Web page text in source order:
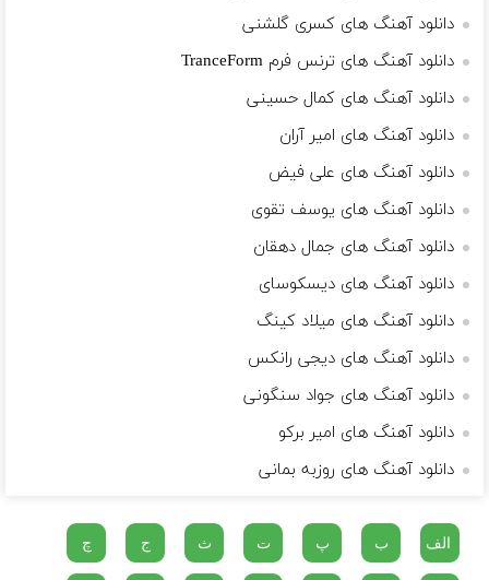
دانلود آهنگ های کسری گلشنی
دانلود آهنگ های ترنس فرم TranceForm
دانلود آهنگ های کمال حسینی
دانلود آهنگ های امیر آران
دانلود آهنگ های علی فیض
دانلود آهنگ های یوسف تقوی
دانلود آهنگ های جمال دهقان
دانلود آهنگ های دیسکوسای
دانلود آهنگ های میلاد کینگ
دانلود آهنگ های دیجی رانکس
دانلود آهنگ های جواد سنگونی
دانلود آهنگ های امیر برکو
دانلود آهنگ های روزبه بمانی
الف ب پ ت ث ج چ